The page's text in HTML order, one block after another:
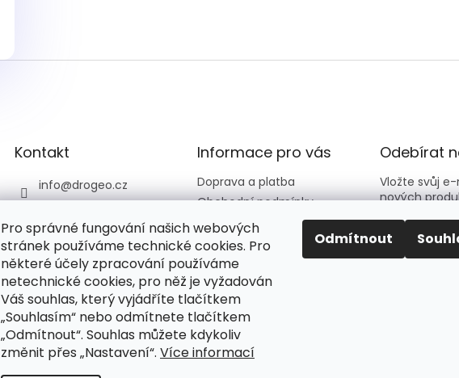
Pro správné fungování našich webových
stránek používáme technické cookies. Pro
některé účely zpracování používáme
netechnické cookies, pro něž je vyžadován
Váš souhlas, který vyjádříte tlačítkem
„Souhlasím“ nebo odmítnete tlačítkem
„Odmítnout“. Souhlas můžete kdykoliv
změnit přes „Nastavení“. Více informací
Odmítnout
Kontakt
info@drogeo.cz
+420 607 058 258 (v
pracovní dny 08:00-1
6:00)
drogeocz
drogeo_online_droge
rie
Informace pro vás
Doprava a platba
Obchodní podmínky
Kontakty
Hodnocení obchodu
Odebírat
Vložte svůj
nových
E-mail
Vložením